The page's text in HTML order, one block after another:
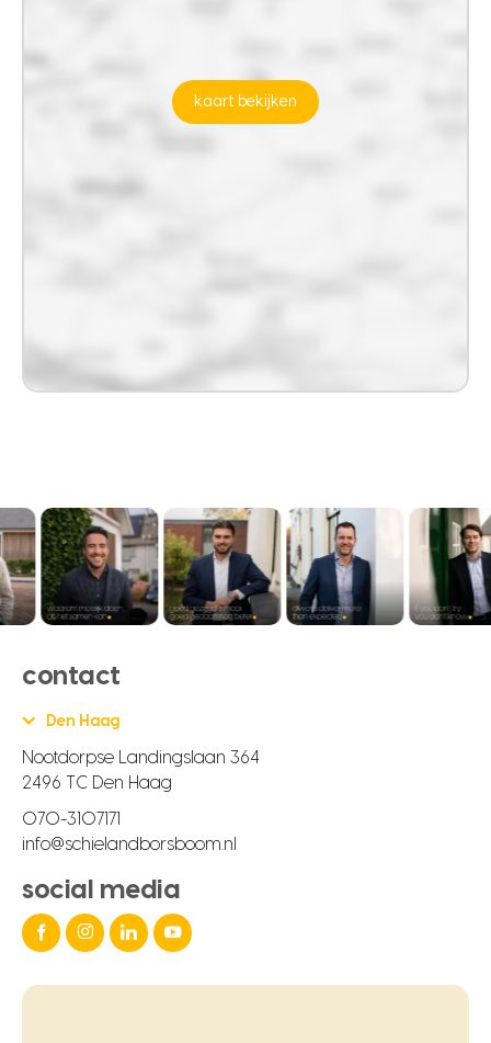
kaart bekijken
contact
Den Haag
Nootdorpse Landingslaan 364
2496 TC Den Haag
070-3107171
info@schielandborsboom.nl
social media